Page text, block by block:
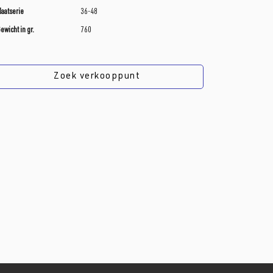
36-48
in gr. 760
Zoek verkooppunt